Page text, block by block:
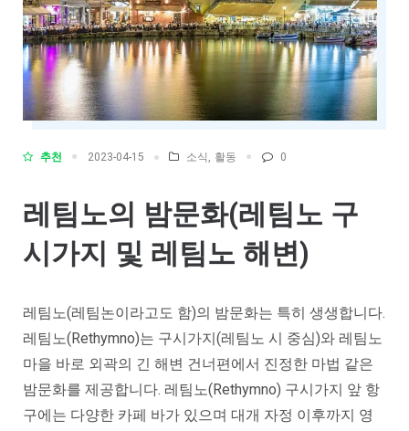
추천 2023-04-15 소식 , 활동 0
레팀노의 밤문화(레팀노 구
시가지 및 레팀노 해변)
레팀노(레팀논이라고도 함)의 밤문화는 특히 생생합니다.
레팀노(Rethymno)는 구시가지(레팀노 시 중심)와 레팀노
마을 바로 외곽의 긴 해변 건너편에서 진정한 마법 같은
밤문화를 제공합니다. 레팀노(Rethymno) 구시가지 앞 항
구에는 다양한 카페 바가 있으며 대개 자정 이후까지 영